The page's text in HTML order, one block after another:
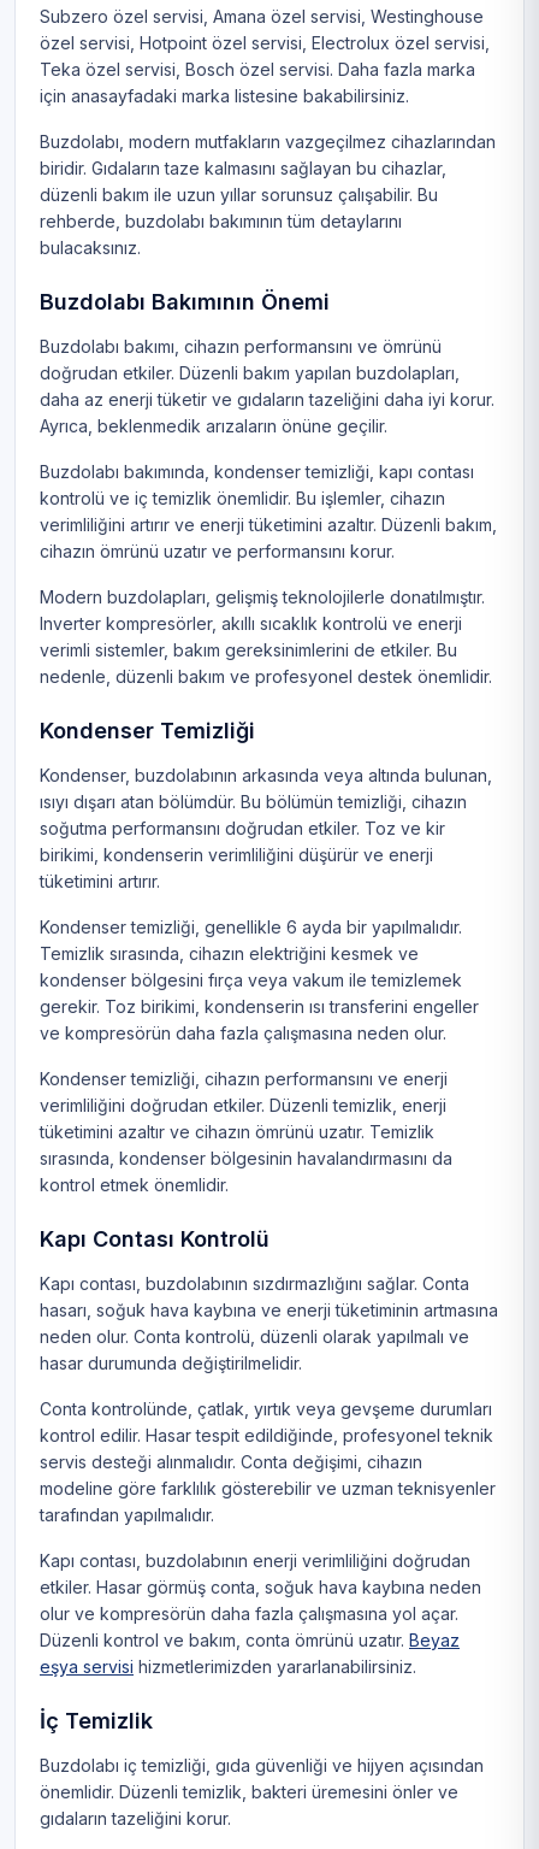
Subzero özel servisi Amana özel servisi Westinghouse
özel servisi Hotpoint özel servisi Electrolux özel servisi
Teka özel servisi Bosch özel servisi. Daha fazla marka
için anasayfadaki marka listesine bakabilirsiniz.
Buzdolabı, modern mutfakların vazgeçilmez cihazlarından
biridir. Gıdaların taze kalmasını sağlayan bu cihazlar,
düzenli bakım ile uzun yıllar sorunsuz çalışabilir. Bu
rehberde, buzdolabı bakımının tüm detaylarını
bulacaksınız.
Buzdolabı Bakımının Önemi
Buzdolabı bakımı, cihazın performansını ve ömrünü
doğrudan etkiler. Düzenli bakım yapılan buzdolapları,
daha az enerji tüketir ve gıdaların tazeliğini daha iyi korur.
Ayrıca, beklenmedik arızaların önüne geçilir.
Buzdolabı bakımında, kondenser temizliği, kapı contası
kontrolü ve iç temizlik önemlidir. Bu işlemler, cihazın
verimliliğini artırır ve enerji tüketimini azaltır. Düzenli bakım,
cihazın ömrünü uzatır ve performansını korur.
Modern buzdolapları, gelişmiş teknolojilerle donatılmıştır.
Inverter kompresörler, akıllı sıcaklık kontrolü ve enerji
verimli sistemler, bakım gereksinimlerini de etkiler. Bu
nedenle, düzenli bakım ve profesyonel destek önemlidir.
Kondenser Temizliği
Kondenser, buzdolabının arkasında veya altında bulunan,
ısıyı dışarı atan bölümdür. Bu bölümün temizliği, cihazın
soğutma performansını doğrudan etkiler. Toz ve kir
birikimi, kondenserin verimliliğini düşürür ve enerji
tüketimini artırır.
Kondenser temizliği, genellikle 6 ayda bir yapılmalıdır.
Temizlik sırasında, cihazın elektriğini kesmek ve
kondenser bölgesini fırça veya vakum ile temizlemek
gerekir. Toz birikimi, kondenserin ısı transferini engeller
ve kompresörün daha fazla çalışmasına neden olur.
Kondenser temizliği, cihazın performansını ve enerji
verimliliğini doğrudan etkiler. Düzenli temizlik, enerji
tüketimini azaltır ve cihazın ömrünü uzatır. Temizlik
sırasında, kondenser bölgesinin havalandırmasını da
kontrol etmek önemlidir.
Kapı Contası Kontrolü
Kapı contası, buzdolabının sızdırmazlığını sağlar. Conta
hasarı, soğuk hava kaybına ve enerji tüketiminin artmasına
neden olur. Conta kontrolü, düzenli olarak yapılmalı ve
hasar durumunda değiştirilmelidir.
Conta kontrolünde, çatlak, yırtık veya gevşeme durumları
kontrol edilir. Hasar tespit edildiğinde, profesyonel teknik
servis desteği alınmalıdır. Conta değişimi, cihazın
modeline göre farklılık gösterebilir ve uzman teknisyenler
tarafından yapılmalıdır.
Kapı contası, buzdolabının enerji verimliliğini doğrudan
etkiler. Hasar görmüş conta, soğuk hava kaybına neden
olur ve kompresörün daha fazla çalışmasına yol açar.
Düzenli kontrol ve bakım, conta ömrünü uzatır. Beyaz
eşya servisi hizmetlerimizden yararlanabilirsiniz.
İç Temizlik
Buzdolabı iç temizliği, gıda güvenliği ve hijyen açısından
önemlidir. Düzenli temizlik, bakteri üremesini önler ve
gıdaların tazeliğini korur.